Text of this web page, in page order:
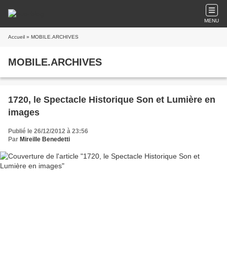
MENU
Accueil » MOBILE.ARCHIVES
MOBILE.ARCHIVES
1720, le Spectacle Historique Son et Lumière en
images
Publié le 26/12/2012 à 23:56
Par Mireille Benedetti